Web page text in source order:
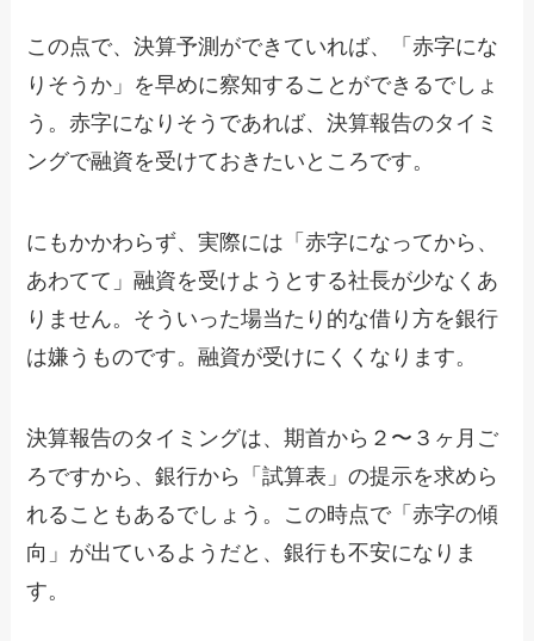
この点で、決算予測ができていれば、「赤字にな
りそうか」を早めに察知することができるでしょ
う。赤字になりそうであれば、決算報告のタイミ
ングで融資を受けておきたいところです。
にもかかわらず、実際には「赤字になってから、
あわてて」融資を受けようとする社長が少なくあ
りません。そういった場当たり的な借り方を銀行
は嫌うものです。融資が受けにくくなります。
決算報告のタイミングは、期首から２〜３ヶ月ご
ろですから、銀行から「試算表」の提示を求めら
れることもあるでしょう。この時点で「赤字の傾
向」が出ているようだと、銀行も不安になりま
す。